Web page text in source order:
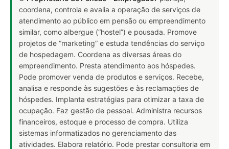
coordena, controla e avalia a operação de serviços de
atendimento ao público em pensão ou empreendimento
similar, como albergue (“hostel”) e pousada. Promove
projetos de “marketing” e estuda tendências do serviço
de hospedagem. Coordena as diversas áreas do
empreendimento. Presta atendimento aos hóspedes.
Pode promover venda de produtos e serviços. Recebe,
analisa e responde às sugestões e às reclamações de
hóspedes. Implanta estratégias para otimizar a taxa de
ocupação. Faz gestão de pessoal. Administra recursos
financeiros, estoque e processo de compra. Utiliza
sistemas informatizados no gerenciamento das
atividades. Elabora relatório. Pode prestar consultoria em